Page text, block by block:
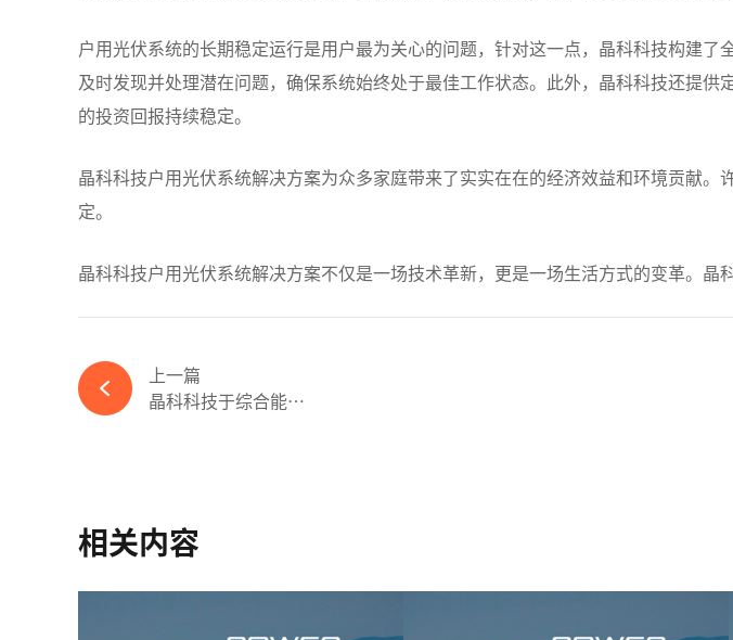
户用光伏系统的长期稳定运行是用户最为关心的问题，针对这一点，晶科科技构建
及时发现并处理潜在问题，确保系统始终处于最佳工作状态。此外，晶科科技还提
的投资回报持续稳定。
晶科科技户用光伏系统解决方案为众多家庭带来了实实在在的经济效益和环境贡献
定。
晶科科技户用光伏系统解决方案不仅是一场技术革新，更是一场生活方式的变革。晶
上一篇
晶科科技于综合能源服...
相关内容